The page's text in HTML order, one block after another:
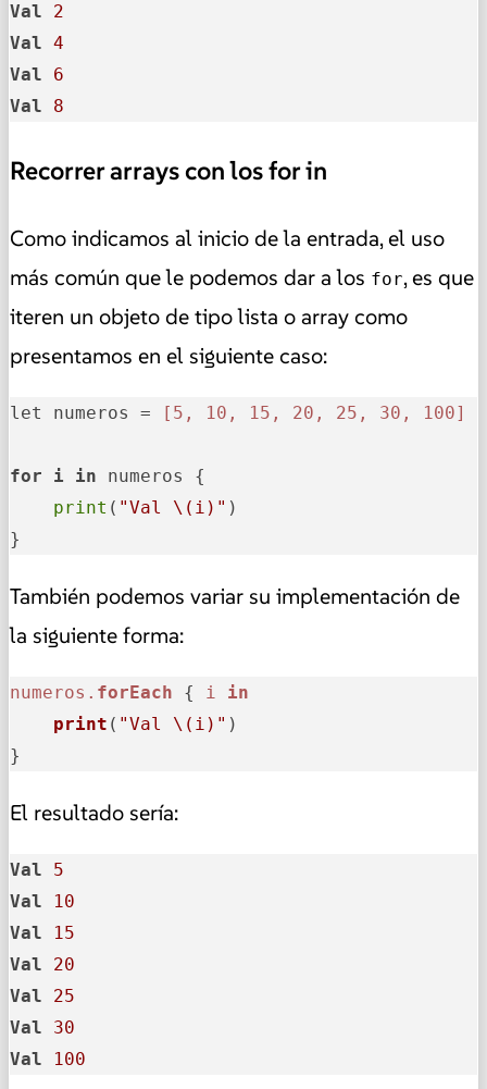
Val
2
Val 4
Val
6
Val
8
Recorrer arrays con los for in
Como indicamos al inicio de la entrada, el uso
más común que le podemos dar a los for, es que
iteren un objeto de tipo lista o array como
presentamos en el siguiente caso:
let numeros = [5, 10, 15, 20, 25, 30, 100]
for i in numeros {
print ( "Val \(i)" )
}
También podemos variar su implementación de
la siguiente forma:
numeros. forEach { i
in
print ( "Val \(i)" )
}
El resultado sería:
Val
5
Val
10
Val
15
Val
20
Val
25
Val
30
Val
100